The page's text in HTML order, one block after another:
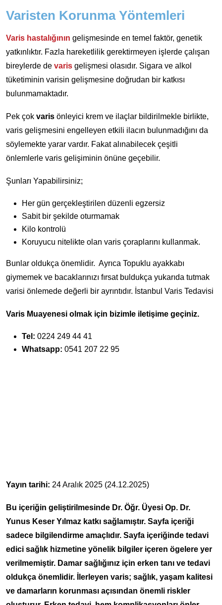
Varisten Korunma Yöntemleri
Varis hastalığının gelişmesinde en temel faktör, genetik
yatkınlıktır. Fazla hareketlilik gerektirmeyen işlerde çalışan
bireylerde de varis gelişmesi olasıdır. Sigara ve alkol
tüketiminin varisin gelişmesine doğrudan bir katkısı
bulunmamaktadır.
Pek çok varis önleyici krem ve ilaçlar bildirilmekle birlikte,
varis gelişmesini engelleyen etkili ilacın bulunmadığını da
söylemekte yarar vardır. Fakat alınabilecek çeşitli
önlemlerle varis gelişiminin önüne geçebilir.
Şunları Yapabilirsiniz;
Her gün gerçekleştirilen düzenli egzersiz
Sabit bir şekilde oturmamak
Kilo kontrolü
Koruyucu nitelikte olan varis çoraplarını kullanmak.
Bunlar oldukça önemlidir. Ayrıca Topuklu ayakkabı
giymemek ve bacaklarınızı fırsat buldukça yukarıda tutmak
varisi önlemede değerli bir ayrıntıdır. İstanbul Varis Tedavisi
Varis Muayenesi olmak için bizimle iletişime geçiniz.
Tel: 0224 249 44 41
Whatsapp: 0541 207 22 95
Yayın tarihi: 24 Aralık 2025 (24.12.2025)
Bu içeriğin geliştirilmesinde Dr. Öğr. Üyesi Op. Dr.
Yunus Keser Yılmaz katkı sağlamıştır. Sayfa içeriği
sadece bilgilendirme amaçlıdır. Sayfa içeriğinde tedavi
edici sağlık hizmetine yönelik bilgiler içeren ögelere yer
verilmemiştir. Damar sağlığınız için erken tanı ve tedavi
oldukça önemlidir. İlerleyen varis; sağlık, yaşam kalitesi
ve damarların korunması açısından önemli riskler